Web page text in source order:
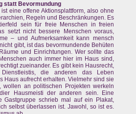
statt Bevormundung
eine offene Aktionsplattform, also ohne
Regeln und Beschränkungen. Es
sein für freie Menschen in freien
setzt nicht bessere Menschen voraus,
– und Aufmerksamkeit kann mensch
gibt, ist das bevormundende Behüten
und Einrichtungen. Wer sollte das
auch immer hier im Haus sind,
zueinander. Es gibt kein Hausrecht,
die anderen das Leben
Haus aufrecht erhalten. Vielmehr sind sie
wollen an politischen Projekten werkeln
Hausmeisti der anderen sein. Eine
Gastgruppe schrieb mal auf ein Plakat,
selbst überlassen ist. Jawohl, so ist es.